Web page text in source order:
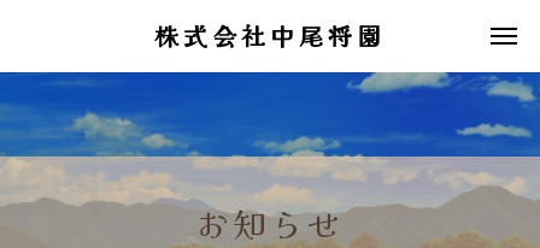
株式会社中尾将園
お知らせ